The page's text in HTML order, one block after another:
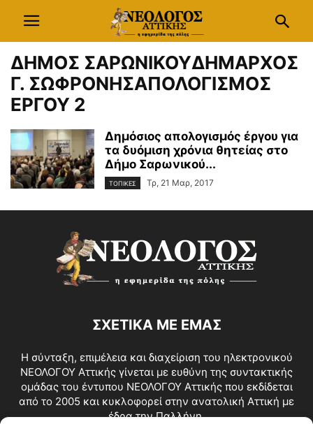
ΔΗΜΟΣ ΣΑΡΩΝΙΚΟΥΔΗΜΑΡΧΟΣ
Γ. ΣΩΦΡΟΝΗΣΑΠΟΛΟΓΙΣΜΟΣ
ΕΡΓΟΥ 2
Δημόσιος απολογισμός έργου για
τα δυόμιση χρόνια θητείας στο
Δήμο Σαρωνικού...
ΤΟΠΙΚΕΣ Τρ, 21 Μαρ, 2017
ΣΧΕΤΙΚΑ ΜΕ ΕΜΑΣ
Η σύνταξη, επιμέλεια και διαχείριση του ηλεκτρονικού
ΝΕΟΛΟΓΟΥ Αττικής γίνεται με ευθύνη της συντακτικής
ομάδας του έντυπου ΝΕΟΛΟΓΟΥ Αττικής που εκδίδεται
από το 2005 και κυκλοφορεί στην ανατολική Αττική με
έδρα την Παλλήνη.